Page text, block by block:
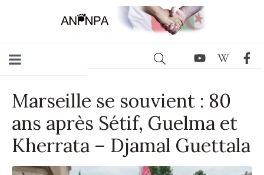
Marseille se souvient : 80
ans après Sétif, Guelma et
Kherrata – Djamal Guettala